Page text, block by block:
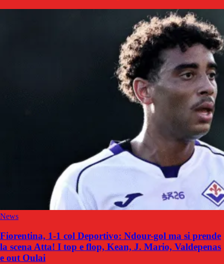
News
Fiorentina, 1-1 col Deportivo: Ndour-gol ma si prende
la scena Atta! I top e flop, Kean, J. Mario, Valdepenas
e out Oulai